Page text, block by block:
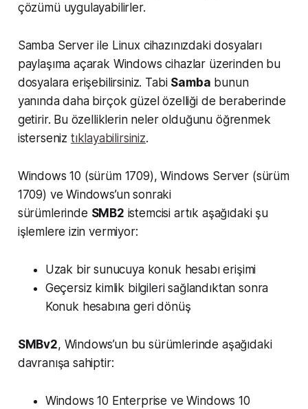
çözümü uygulayabilirler.
Samba Server ile Linux cihazınızdaki dosyaları
paylaşıma açarak Windows cihazlar üzerinden bu
dosyalara erişebilirsiniz. Tabi Samba bunun
yanında daha birçok güzel özelliği de beraberinde
getirir. Bu özelliklerin neler olduğunu öğrenmek
isterseniz tıklayabilirsiniz.
Windows 10 (sürüm 1709), Windows Server (sürüm
1709) ve Windows’un sonraki
sürümlerinde SMB2 istemcisi artık aşağıdaki şu
işlemlere izin vermiyor:
Uzak bir sunucuya konuk hesabı erişimi
Geçersiz kimlik bilgileri sağlandıktan sonra
Konuk hesabına geri dönüş
SMBv2, Windows’un bu sürümlerinde aşağıdaki
davranışa sahiptir:
Windows 10 Enterprise ve Windows 10